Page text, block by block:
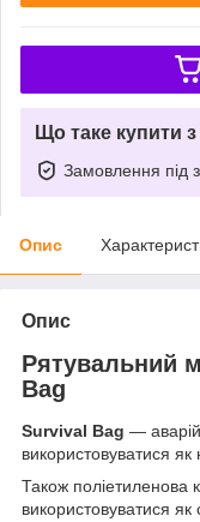
Що таке купити
Замовлення під
Опис
Опис
Рятувальний
Bag
Survival Bag —
використовуватися як
Також
використовуватися як